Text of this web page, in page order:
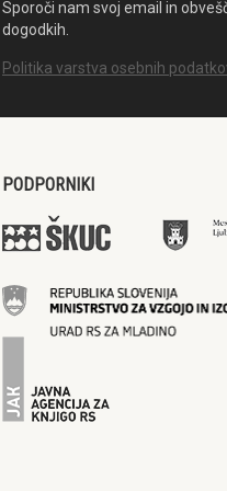
Sporoči nam svoj email in
dogodkih.
Politika varstva osebnih
PODPORNIKI